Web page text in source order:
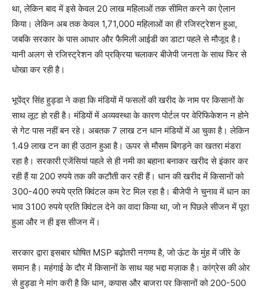
था, लेकिन बाद में इसे केवल 20 लाख महिलाओं तक सीमित करने का ऐलान
किया। लेकिन अब तक केवल 1,71,000 महिलाओं का ही रजिस्ट्रेशन हुआ,
जबकि सरकार के पास आधार और फैमिली आईडी का डाटा पहले से मौजूद है।
यानी अलग से रजिस्ट्रेशन की प्रक्रिया चलाकर बीजेपी जनता के साथ फिर से
धोखा कर रही है।
भूपेंद्र सिंह हुड्डा ने कहा कि मंडियों में फसलों की खरीद के नाम पर किसानों के
साथ लूट हो रही है। मंडियों में अव्यवस्था के कारण पोर्टल पर वेरिफिकेशन न होने
से गेट पास नहीं बन रहे। अबतक 7 लाख टन धान मंडियों में आ चुका है। लेकिन
1.49 लाख टन का ही उठान हुआ है। ऊपर से मौसम बिगड़ने का खतरा मंडरा
रहा है। सरकारी एजेंसियां पहले से ही नमी का बहाना बनाकर खरीद से इंकार कर
रही हैं या 200 रुपये तक की कटौती कर रही हैं। धान की खरीद में किसानों को
300-400 रुपये प्रति क्विंटल कम रेट मिल रहा है। बीजेपी ने चुनाव में धान का
भाव 3100 रुपये प्रति क्विंटल देने का वादा किया था, जो न पिछले सीजन में पूरा
हुआ और न ही इस सीजन में।
सरकार द्वारा इसबार घोषित MSP बढ़ोतरी नगण्य है, जो ऊंट के मुंह में जीरे के
समान है। महंगाई के दौर में किसानों के साथ यह भद्दा मज़ाक है। कांग्रेस की ओर
से हुड्डा ने मांग करी है कि धान, कपास और बाजरा पर किसानों को 200-500